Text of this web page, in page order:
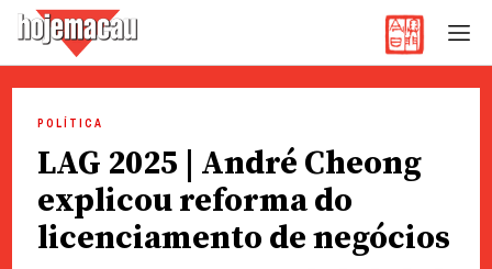
content
POLÍTICA
LAG 2025 | André Cheong
explicou reforma do
licenciamento de negócios